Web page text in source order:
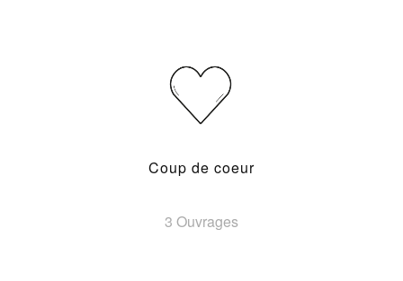
Coup de coeur
3 Ouvrages